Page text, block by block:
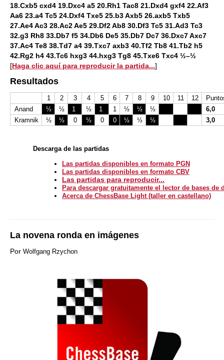
18.Cxb5 cxd4 19.Dxc4 a5 20.Rh1 Tac8 21.Dxd4 gxf4 22.Af3
Aa6 23.a4 Tc5 24.Dxf4 Txe5 25.b3 Axb5 26.axb5 Txb5
27.Ae4 Ac3 28.Ac2 Ae5 29.Df2 Ab8 30.Df3 Tc5 31.Ad3 Tc3
32.g3 Rh8 33.Db7 f5 34.Db6 De5 35.Db7 Dc7 36.Dxc7 Axc7
37.Ac4 Te8 38.Td7 a4 39.Txc7 axb3 40.Tf2 Tb8 41.Tb2 h5
42.Rg2 h4 43.Tc6 hxg3 44.hxg3 Tg8 45.Txe6 Txc4 ½–½
[Haga clic aquí para reproducir la partida...]
Resultados
1 2 3 4 5 6 7 8 9 10 11 12
Anand
½ ½ 11 ½ 11 1 ½ ½ ½
6,0
Kramnik
½ ½ 0 ½ 0 0 ½ ½ ½ 3,0
Descarga de las partidas
Las partidas disponibles en formato PGN
Las partidas disponibles en formato CBV
Las partidas para reproducir...
Para descargar gratuitamente el lector de bases de
Acerca de ChessBase Light (taller en castellano)
La novena ronda en imágenes
Por Wolfgang Rzychon